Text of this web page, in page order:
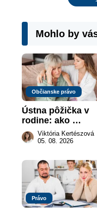
Mohlo by
Občianske právo
Ústna pôžička v
rodine: ako
vymôcť peniaze,
keď na papieri nie
Viktória Kertészová
05. 08. 2026
Právo